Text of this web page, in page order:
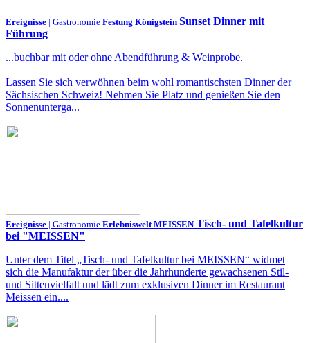
Ereignisse | Gastronomie Festung Königstein Sunset Dinner mit
Führung
...buchbar mit oder ohne Abendführung & Weinprobe.
Lassen Sie sich verwöhnen beim wohl romantischsten Dinner der
Sächsischen Schweiz! Nehmen Sie Platz und genießen Sie den
Sonnenunterga...
Ereignisse | Gastronomie Erlebniswelt MEISSENTisch- und Tafelkultur
bei "MEISSEN"
Unter dem Titel „Tisch- und Tafelkultur bei MEISSEN“ widmet
sich die Manufaktur der über die Jahrhunderte gewachsenen Stil-
und Sittenvielfalt und lädt zum exklusiven Dinner im Restaurant
Meissen ein....